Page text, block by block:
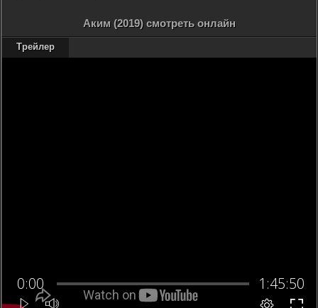
Аким (2019) смотреть онлайн
Трейлер